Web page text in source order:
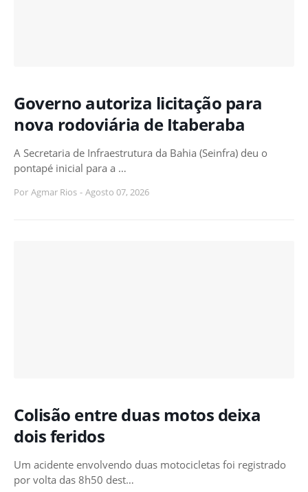
Governo autoriza licitação para
nova rodoviária de Itaberaba
A Secretaria de Infraestrutura da Bahia (Seinfra) deu o
pontapé inicial para a …
Por Agmar Rios - Agosto 07, 2026
Colisão entre duas motos deixa
dois feridos
Um acidente envolvendo duas motocicletas foi registrado
por volta das 8h50 dest…